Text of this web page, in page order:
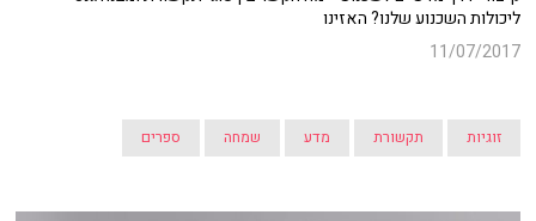
ליכולות השכנוע שלנו? האזינו
11/07/2017
זוגיות תקשורת מדע שמחה ספרים